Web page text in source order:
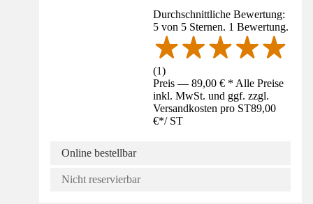
Durchschnittliche Bewertung:
5 von 5 Sternen. 1 Bewertung.
(1)
Preis — 89,00 € * Alle Preise
inkl. MwSt. und ggf. zzgl.
Versandkosten pro ST89,00
€*/ ST
Online bestellbar
Nicht reservierbar